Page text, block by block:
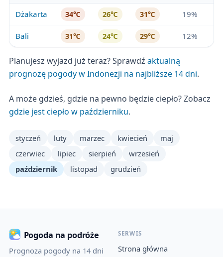
Dżakarta 34℃ 26℃ 31℃ 19%
Bali 31℃ 24℃ 29℃ 12%
Planujesz wyjazd już teraz? Sprawdź aktualną
prognozę pogody w Indonezji na najbliższe 14 dni.
A może gdzieś, gdzie na pewno będzie ciepło? Zobacz
gdzie jest ciepło w październiku.
styczeń luty marzec kwiecień
maj
czerwiec
lipiec sierpień
wrzesień
październik
listopad grudzień
Pogoda na podróże
Prognoza pogody na 14 dni
SERWIS
Strona główna